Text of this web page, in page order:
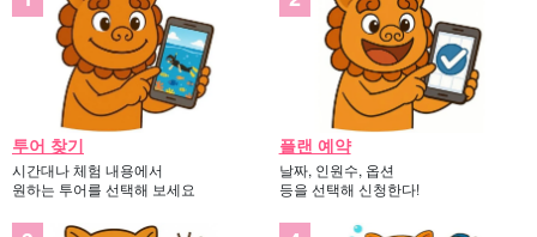
투어 찾기
시간대나 체험 내용에서
원하는 투어를 선택해 보세요
플랜 예약
날짜, 인원수, 옵션
등을 선택해 신청한다!